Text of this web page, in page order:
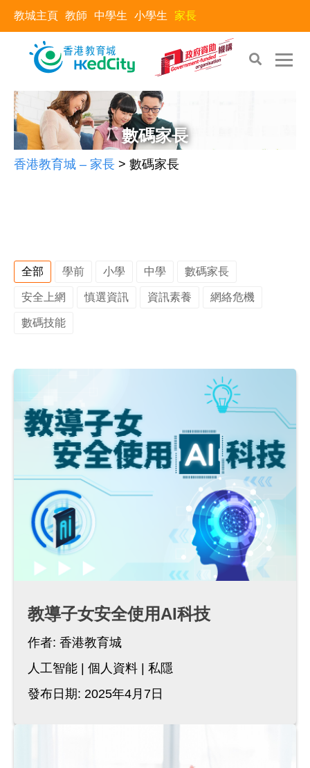
教城主頁 教師 中學生 小學生 家長
Skip
the
content
Skip
content
數碼家長
香港教育城 – 家長 > 數碼家長
全部 學前 小學 中學 數碼家長
安全上網 慎選資訊 資訊素養 網絡危機
數碼技能
教導子女安全使用AI科技
作者: 香港教育城
人工智能
個人資料
私隱
發布日期: 2025年4月7日